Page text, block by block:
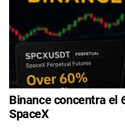
Binance concentra el
SpaceX